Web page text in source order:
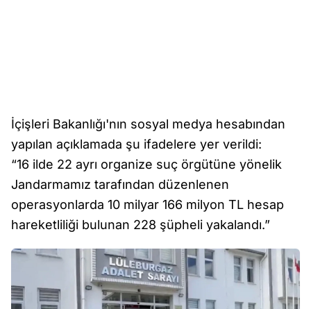
İçişleri Bakanlığı'nın sosyal medya hesabından
yapılan açıklamada şu ifadelere yer verildi:
“16 ilde 22 ayrı organize suç örgütüne yönelik
Jandarmamız tarafından düzenlenen
operasyonlarda 10 milyar 166 milyon TL hesap
hareketliliği bulunan 228 şüpheli yakalandı.”